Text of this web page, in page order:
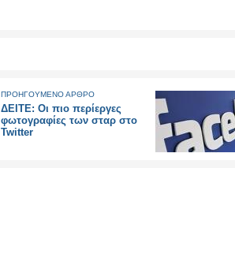
ΠΡΟΗΓΟΥΜΕΝΟ ΑΡΘΡΟ
ΔΕΙΤΕ: Οι πιο περίεργες
φωτογραφίες των σταρ στο
Twitter